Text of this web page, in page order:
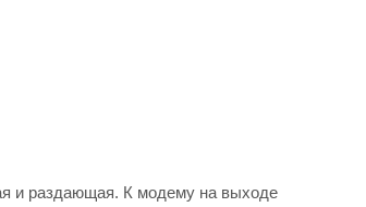
и раздающая. К модему на выходе